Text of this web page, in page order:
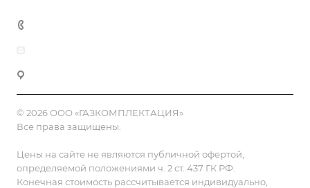
© 2026 ООО «ГАЗКОМПЛЕКТАЦИЯ»
Все права защищены.
Цены на сайте не являются публичной офертой,
определяемой положениями ч. 2 ст. 437 ГК РФ.
Конечная стоимость рассчитывается индивидуально,